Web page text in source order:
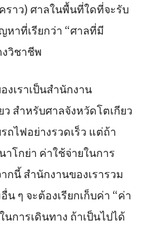
าว) ศาลในพื้นที่ใดที่จะรับ
หาที่เรียกว่า “ศาลที่มี
วิชาชีพ
งเราเป็นสำนักงาน
สำหรับศาลจังหวัดโตเกียว
ถไฟอย่างรวดเร็ว แต่ถ้า
โกย่า ค่าใช้จ่ายในการ
กนี้ สำนักงานของเรารวม
ๆ จะต้องเรียกเก็บค่า “ค่า
การเดินทาง ถ้าเป็นไปได้